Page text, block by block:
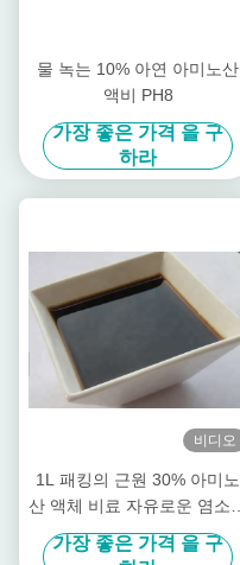
물 녹는 10% 아연 아미노산
액비 PH8
가장 좋은 가격 을 구
하라
비디오
1L 패킹의 근원 30% 아미노
산 액체 비료 자유로운 염소를
설치하십시오
가장 좋은 가격 을 구